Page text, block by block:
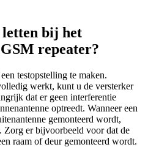
bij het
repeater?
testopstelling te maken.
werkt, kunt u de versterker
dat er geen interferentie
optreedt. Wanneer een
gemonteerd wordt,
Zorg er bijvoorbeeld voor dat de
raam of deur gemonteerd wordt.